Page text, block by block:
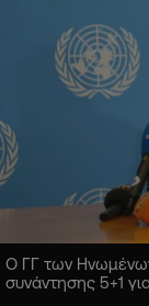
Ο ΓΓ των
συνάντησης 5+1